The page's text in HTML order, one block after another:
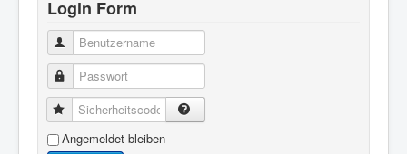
Login Form
Benutzername
Passwort
Sicherheitscode
Angemeldet bleiben